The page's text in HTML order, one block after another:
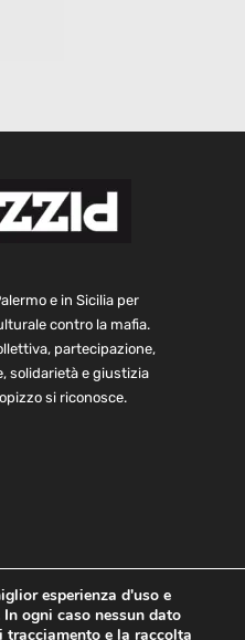
e in Sicilia per
contro la mafia.
partecipazione,
solidarietà e giustizia
si riconosce.
Contatti
esperienza d'uso e
ogni caso nessun dato
e la raccolta